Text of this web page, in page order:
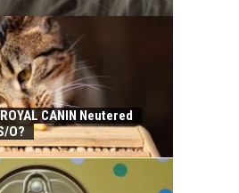
CANIN Neutered
O? NAD KOTEM
PODCZAS
W
DOMU